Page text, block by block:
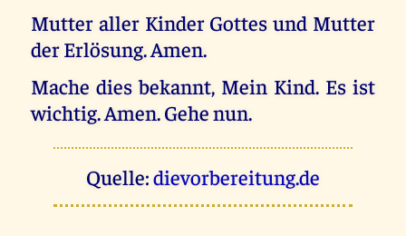
Mutter aller Kinder Gottes und Mutter
der Erlösung. Amen.
Mache dies bekannt, Mein Kind. Es ist
wichtig. Amen. Gehe nun.
Quelle:dievorbereitung.de